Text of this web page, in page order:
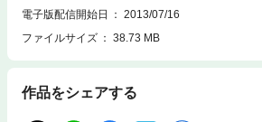
電子版配信開始日
2013/07/16
ファイルサイズ
38.73 MB
作品をシェアする